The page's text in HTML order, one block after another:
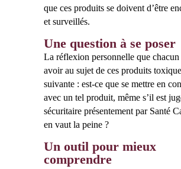
que ces produits se doivent d’être
et surveillés.
Une question à se poser
La réflexion personnelle que
avoir au sujet de ces produits
suivante : est-ce que se mettre en
avec un tel produit, même s’il est
sécuritaire présentement par Santé
en vaut la peine ?
Un outil pour mieux
comprendre